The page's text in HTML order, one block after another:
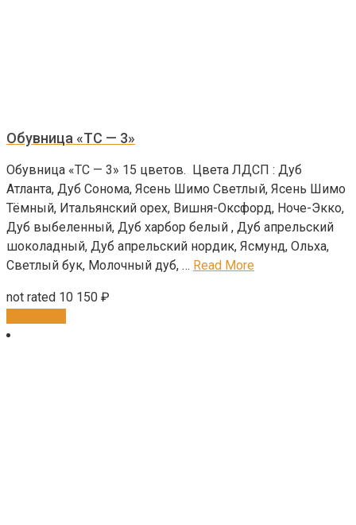
Обувница «ТС — 3»
Обувница «ТС — 3» 15 цветов. Цвета ЛДСП : Дуб
Атланта, Дуб Сонома, Ясень Шимо Светлый, Ясень Шимо
Тёмный, Итальянский орех, Вишня-Оксфорд, Ноче-Экко,
Дуб выбеленный, Дуб харбор белый , Дуб апрельский
шоколадный, Дуб апрельский нордик, Ясмунд, Ольха,
Светлый бук, Молочный дуб, … Read More
not rated 10 150 ₽